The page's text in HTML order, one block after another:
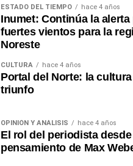
ESTADO DEL TIEMPO hace 4 años
Inumet: Continúa la alerta
fuertes vientos para la
Noreste
CULTURA hace 4 años
Portal del Norte: la
triunfo
OPINIÓN Y ANÁLISIS hace 4 años
El rol del periodista desde
pensamiento de Max